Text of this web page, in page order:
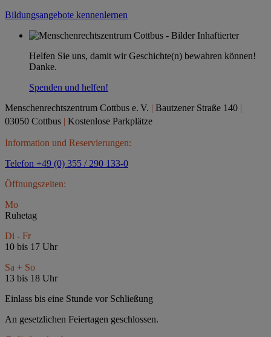
Bildungsangebote kennenlernen
Helfen Sie uns, damit wir Geschichte(n) bewahren können!
Danke.
Spenden und helfen!
Menschenrechtszentrum Cottbus e. V. | Bautzener Straße 140 |
03050 Cottbus | Kostenlose Parkplätze
Information und Reservierungen:
Telefon +49 (0) 355 / 290 133-0
Öffnungszeiten:
Mo
Ruhetag
Di - Fr
10 bis 17 Uhr
Sa + So
13 bis 18 Uhr
Einlass bis eine Stunde vor Schließung
An gesetzlichen Feiertagen geschlossen.